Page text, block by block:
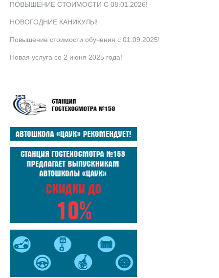
ПОВЫШЕНИЕ СТОИМОСТИ С 08.01.2026!
НОВОГОДНИЕ КАНИКУЛЫ!
Повышение стоимости обучения с 01.09.2025!
Новая услуга со 2 июня 2025 года!